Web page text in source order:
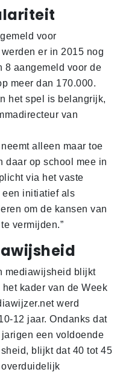
voor
er in 2015 nog
8 aangemeld voor de
meer dan 170.000.
het spel is belangrijk,
van
alleen maar toe
daar op school mee in
via het vaste
een initiatief als
om de kansen van
vermijden.”
mediawijsheid blijkt
kader van de Week
werd
12 jaar. Ondanks dat
een voldoende
blijkt dat 40 tot 45